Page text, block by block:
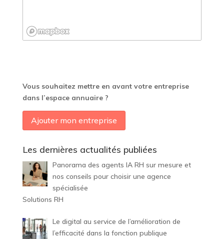
Vous souhaitez mettre en avant votre entreprise
dans l’espace annuaire ?
Ajouter mon entreprise
Les dernières actualités publiées
Panorama des agents IA RH sur mesure et
nos conseils pour choisir une agence
spécialisée
Solutions RH
Le digital au service de l’amélioration de
l’efficacité dans la fonction publique